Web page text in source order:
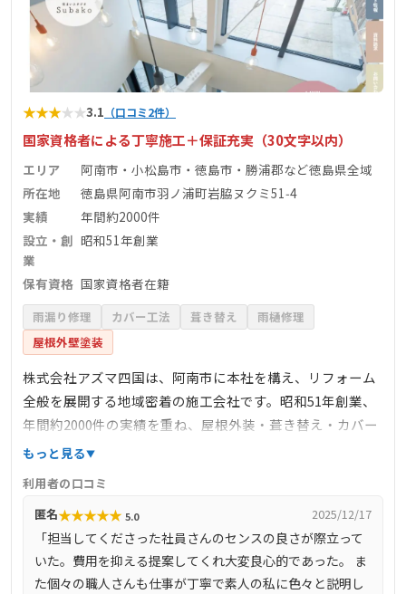
★★★★★3.1 （口コミ2件）
国家資格者による丁寧施工＋保証充実（30文字以内）
エリア
阿南市・小松島市・徳島市・勝浦郡など徳島県全域
所在地
徳島県阿南市羽ノ浦町岩脇ヌクミ51‑4
実績
年間約2000件
設立・創
業
昭和51年創業
保有資格 国家資格者在籍
雨漏り修理 カバー工法 葺き替え
雨樋修理
屋根外壁塗装
株式会社アズマ四国は、阿南市に本社を構え、リフォーム
全般を展開する地域密着の施工会社です。昭和51年創業、
年間約2000件の実績を重ね、屋根外装・葺き替え・カバー
工法・雨漏り修理・塗装・防水工事を自社施工で提供。
者が在籍し、体感型ショールームやカラーシミュレーショ
ンによる提案力が強みです。阿南市T様邸、Y様邸等の現場
ブログで具体的な施工が確認でき、丁寧な調査・施工・ア
フターも地域から高い評価を受けています。
もっと見る
利用者の口コミ
匿名★★★★★ 5.0 2025/12/17
「担当してくださった社員さんのセンスの良さが際立って
いた。費用を抑える提案してくれ大変良心的であった。 ま
た個々の職人さんも仕事が丁寧で素人の私に色々と説明し